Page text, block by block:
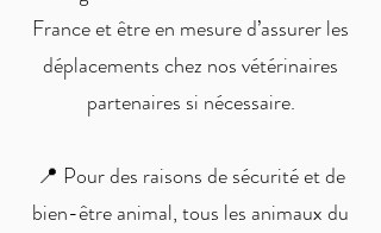
France et être en mesure d’assurer les
déplacements chez nos vétérinaires
partenaires si nécessaire.
📍 Pour des raisons de sécurité et de
bien-être animal, tous les animaux du